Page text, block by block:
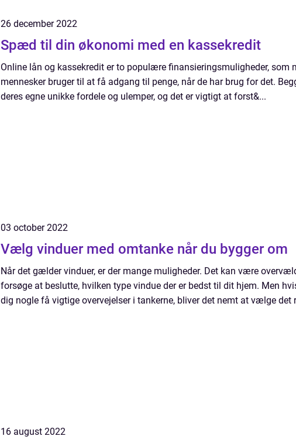
26 december 2022
Spæd til din økonomi med en kassekredit
Online lån og kassekredit er to populære finansieringsmuligheder, som
mennesker bruger til at få adgang til penge, når de har brug for det.
deres egne unikke fordele og ulemper, og det er vigtigt at forst&...
03 october 2022
Vælg vinduer med omtanke når du bygger om
Når det gælder vinduer, er der mange muligheder. Det kan være
forsøge at beslutte, hvilken type vindue der er bedst til dit hjem. Men
dig nogle få vigtige overvejelser i tankerne, bliver det nemt at vælge det
16 august 2022